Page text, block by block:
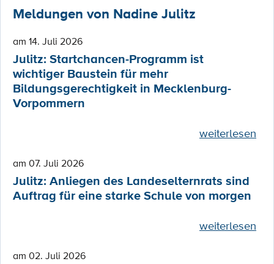
Meldungen von Nadine Julitz
am 14. Juli 2026
Julitz: Startchancen-Programm ist
wichtiger Baustein für mehr
Bildungsgerechtigkeit in Mecklenburg-
Vorpommern
weiterlesen
am 07. Juli 2026
Julitz: Anliegen des Landeselternrats sind
Auftrag für eine starke Schule von morgen
weiterlesen
am 02. Juli 2026